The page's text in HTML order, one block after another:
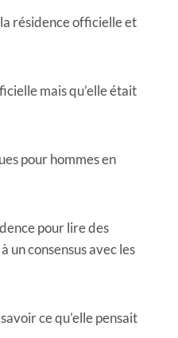
résidence officielle et
mais qu’elle était
pour hommes en
pour lire des
un consensus avec les
ce qu’elle pensait